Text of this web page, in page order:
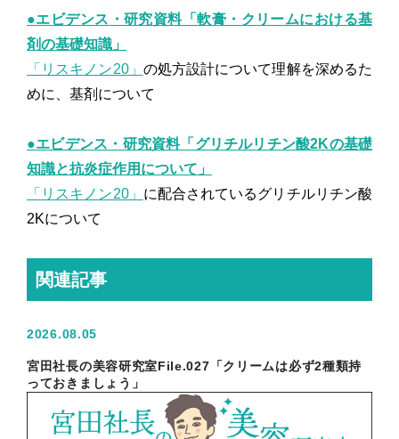
●エビデンス・研究資料「軟膏・クリームにおける基
剤の基礎知識」
「リスキノン20」 の処方設計について理解を深めるた
めに、基剤について
●エビデンス・研究資料「グリチルリチン酸2Kの基礎
知識と抗炎症作用について」
「リスキノン20」 に配合されているグリチルリチン酸
2Kについて
関連記事
2026.08.05
宮田社長の美容研究室File.027「クリームは必ず2種類持
っておきましょう」